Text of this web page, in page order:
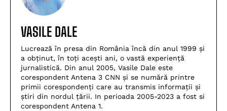
VASILE DALE
Lucrează în presa din România încă din anul 1999 și
a obținut, în toți acești ani, o vastă experiență
jurnalistică. Din anul 2005, Vasile Dale este
corespondent Antena 3 CNN și se numără printre
primii corespondenți care au transmis informații și
știri din nordul țării. In perioada 2005-2023 a fost si
corespondent Antena 1.